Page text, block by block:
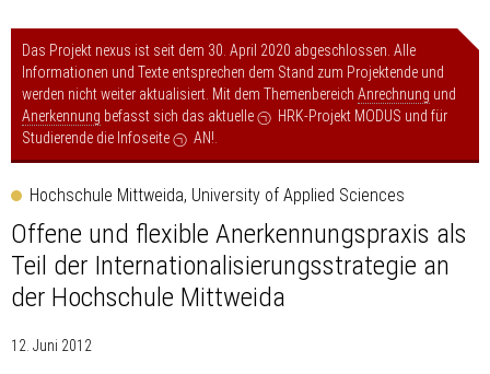
Das Projekt nexus ist seit dem 30. April 2020 abgeschlossen. Alle
Informationen und Texte entsprechen dem Stand zum Projektende und
werden nicht weiter aktualisiert. Mit dem Themenbereich Anrechnung und
Anerkennung befasst sich das aktuelle HRK-Projekt MODUS und für
Studierende die Infoseite
AN!
Hochschule Mittweida, University of Applied Sciences
Offene und flexible Anerkennungspraxis als
Teil der Internationalisierungsstrategie an
der Hochschule Mittweida
12. Juni 2012